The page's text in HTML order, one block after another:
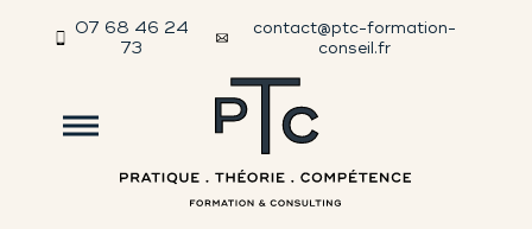
07 68 46 24
73
contact@ptc-formation-
conseil.fr